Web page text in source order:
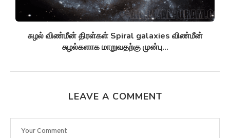
சுழல் விண்மீன் திரள்கள் Spiral galaxies விண்மீன்
சுழல்களாக மாறுவதற்கு முன்பு...
LEAVE A COMMENT